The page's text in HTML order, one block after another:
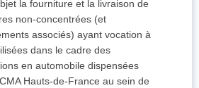
la fourniture et la livraison de
non-concentrées (et
associés) ayant vocation à
dans le cadre des
en automobile dispensées
Hauts-de-France au sein de